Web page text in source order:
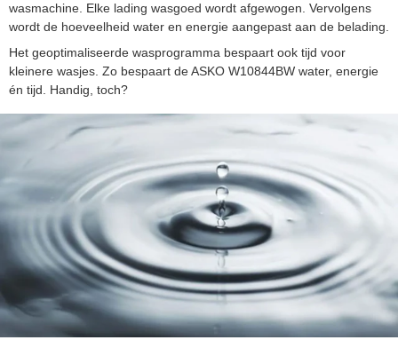
wasmachine. Elke lading wasgoed wordt afgewogen. Vervolgens
wordt de hoeveelheid water en energie aangepast aan de belading.
Het geoptimaliseerde wasprogramma bespaart ook tijd voor
kleinere wasjes. Zo bespaart de ASKO W10844BW water, energie
én tijd. Handig, toch?